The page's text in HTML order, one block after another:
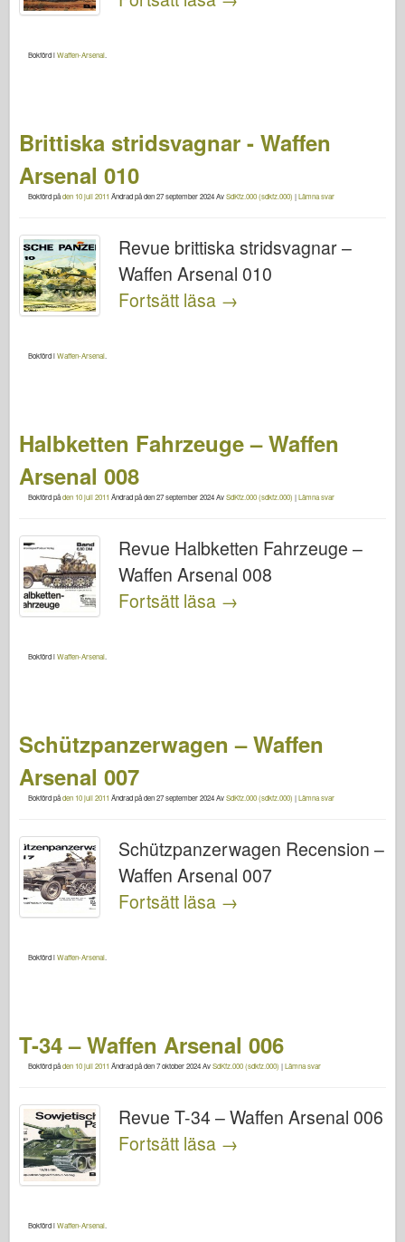
Bokförd iWaffen-Arsenal
Brittiska stridsvagnar - Waffen
Arsenal 010
Bokförd påden 10 juli 2011 Ändrad påden 27 september 2024AvSdKfz.000 (sdkfz.000) |Lämna svar
Revue brittiska stridsvagnar –
Waffen Arsenal 010
Fortsätt läsa →
Bokförd iWaffen-Arsenal
Halbketten Fahrzeuge – Waffen
Arsenal 008
Bokförd påden 10 juli 2011 Ändrad påden 27 september 2024AvSdKfz.000 (sdkfz.000) |Lämna svar
Revue Halbketten Fahrzeuge –
Waffen Arsenal 008
Fortsätt läsa →
Bokförd iWaffen-Arsenal
Schützpanzerwagen – Waffen
Arsenal 007
Bokförd påden 10 juli 2011 Ändrad påden 27 september 2024AvSdKfz.000 (sdkfz.000) |Lämna svar
Schützpanzerwagen Recension –
Waffen Arsenal 007
Fortsätt läsa →
Bokförd iWaffen-Arsenal
T-34 – Waffen Arsenal 006
Bokförd påden 10 juli 2011 Ändrad påden 7 oktober 2024AvSdKfz.000 (sdkfz.000) |Lämna svar
Revue T-34 – Waffen Arsenal 006
Fortsätt läsa →
Bokförd iWaffen-Arsenal